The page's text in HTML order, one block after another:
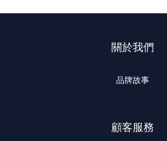
關於我們
品牌故事
顧客服務